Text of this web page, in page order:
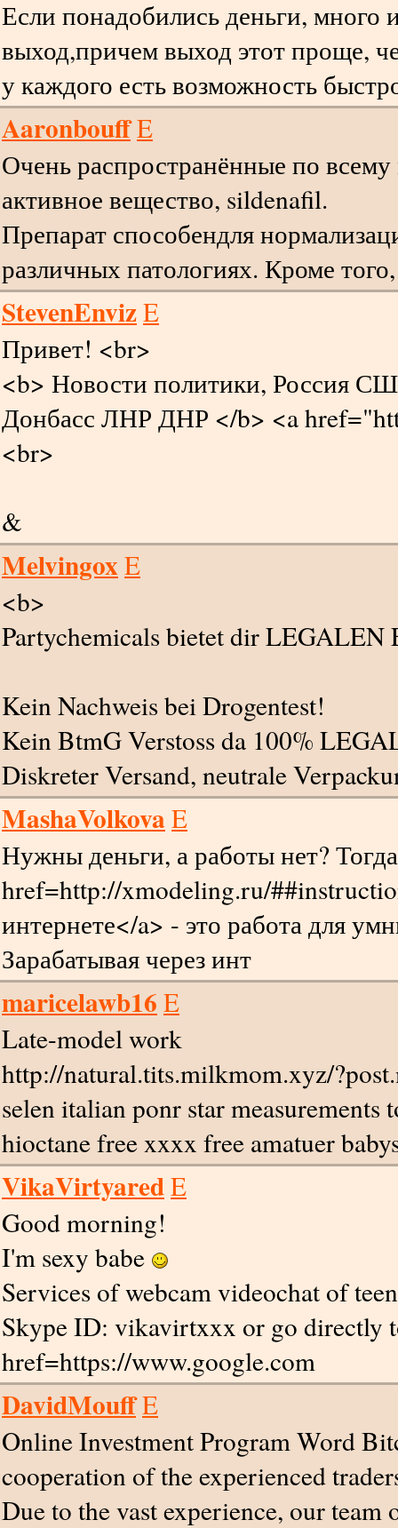
Если понадобились деньги, много
выход,причем выход этот проще,
у каждого есть возможность
AaronbouffE
Очень распространённые по
активное вещество, sildenafil.
Препарат способендля
различных патологиях. Кроме
StevenEnvizE
Привет! <br>
<b> Новости политики, Россия
Донбасс ЛНР ДНР </b> <a
<br>
&
MelvingoxE
<b>
Partychemicals bietet dir
Kein Nachweis bei Drogentest!
Kein BtmG Verstoss da 100%
Diskreter Versand, neutrale
MashaVolkova E
Нужны деньги, а работы нет?
href=http://xmodeling.ru/
интернете</a> - это работа для
Зарабатывая через инт
maricelawb16 E
Late-model work
http://natural.tits.milkmom.xyz/
selen italian ponr star
hioctane free xxxx free amatuer
VikaVirtyaredE
Good morning!
I'm sexy babe
Services of webcam videochat of
Skype ID: vikavirtxxx or go directly
href=https://www.google.com
DavidMouffE
Online Investment Program Word
cooperation of the experienced
Due to the vast experience, our team